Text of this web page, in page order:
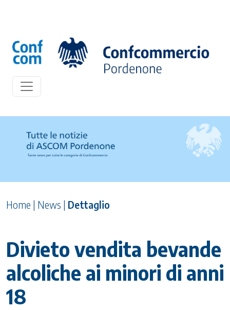
Home | News | Dettaglio
Divieto vendita bevande
alcoliche ai minori di anni
18